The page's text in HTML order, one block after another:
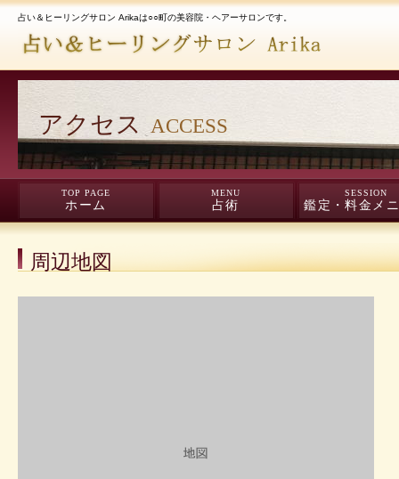
占い＆ヒーリングサロン Arikaは○○町の美容院・ヘアーサロンです。
アクセス ACCESS
周辺地図
TOP PAGE
ホーム
MENU
占術
SESSION
鑑定・料金メ